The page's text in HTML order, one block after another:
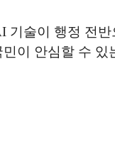
기술이 행정 전
이 안심할 수